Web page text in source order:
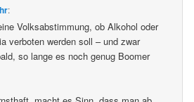
:
Volksabstimmung, ob Alkohol oder
verboten werden soll – und zwar
so lange es noch genug Boomer